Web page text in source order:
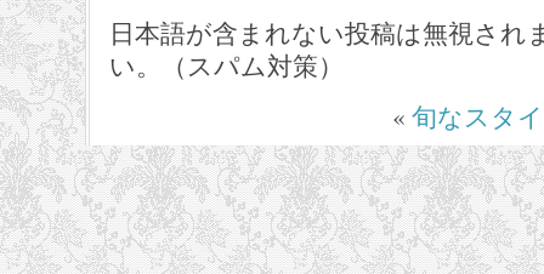
日本語が含まれない投稿は無視され
い。（スパム対策）
« 旬なスタ